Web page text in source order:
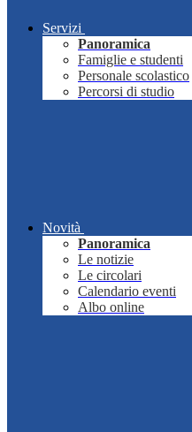
Servizi
Panoramica
Famiglie e studenti
Personale scolastico
Percorsi di studio
Novità
Panoramica
Le notizie
Le circolari
Calendario eventi
Albo online